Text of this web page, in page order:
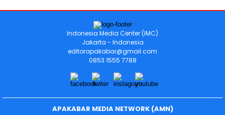
Indonesia Media Center (IMC)
Jakarta - Indonesia
editorapakabar@gmail.com
0853 1555 7788
APAKABAR MEDIA NETWORK (AMN)